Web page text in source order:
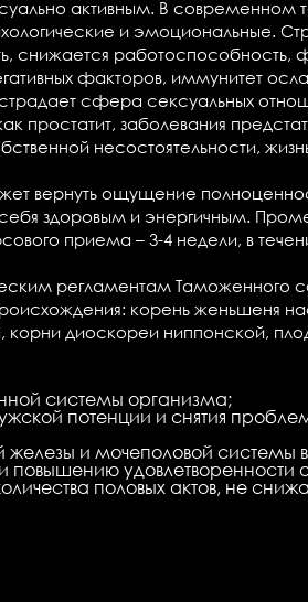
активным. В современном
и эмоциональные.
снижается работоспособность,
факторов, иммунитет
сфера сексуальных
простатит, заболевания
несостоятельности,
вернуть ощущение
здоровым и энергичным.
приема – 3-4 недели, в
регламентам Таможенного
корень женьшеня
корни диоскореи ниппонской,
системы организма;
потенции и снятия
железы и мочеполовой системы
удовлетворенности
половых актов, не